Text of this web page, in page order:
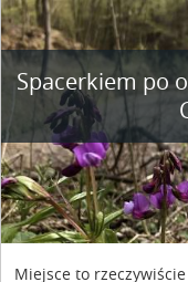
Spacerkiem po
Miejsce to